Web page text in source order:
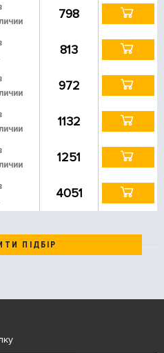
798
813
972
1132
1251
4051
ПІДБІР